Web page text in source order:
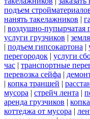
подъем
нанять такелажников |
| воздушно-пупырчатая
услуги грузчиков |
| подъем гипсокартона |
перегородок | услуги
час | транспортные
перевозка сейфа |
| копка траншей |
мусора | стрейч лента |
аренда грузчиков |
коттеджа от мусора |